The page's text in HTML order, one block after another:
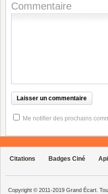
Commentaire
Me notifier des prochains
Citations Badges Ciné
Copyright © 2011-2019 Grand Écart.